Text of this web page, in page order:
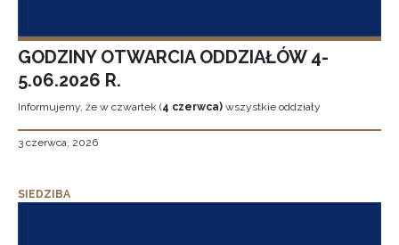
GODZINY OTWARCIA ODDZIAŁÓW 4-
5.06.2026 R.
Informujemy, że w czwartek (4 czerwca) wszystkie oddziały
3 czerwca, 2026
SIEDZIBA